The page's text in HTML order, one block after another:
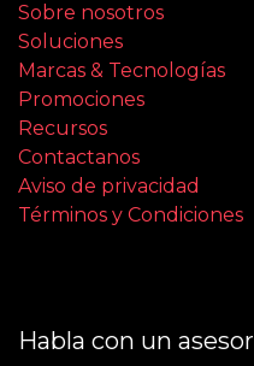
Sobre nosotros
Soluciones
Marcas & Tecnologías
Promociones
Recursos
Contactanos
Aviso de privacidad
Términos y Condiciones
Habla con un asesor